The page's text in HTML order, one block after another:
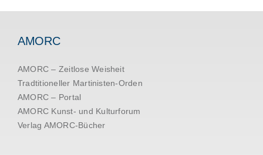
AMORC
AMORC – Zeitlose Weisheit
Tradtitioneller Martinisten-Orden
AMORC – Portal
AMORC Kunst- und Kulturforum
Verlag AMORC-Bücher